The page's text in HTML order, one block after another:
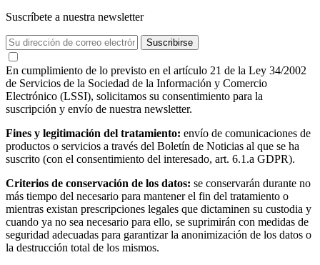
Suscríbete a nuestra newsletter
En cumplimiento de lo previsto en el artículo 21 de la Ley 34/2002
de Servicios de la Sociedad de la Información y Comercio
Electrónico (LSSI), solicitamos su consentimiento para la
suscripción y envío de nuestra newsletter.
Fines y legitimación del tratamiento: envío de comunicaciones de
productos o servicios a través del Boletín de Noticias al que se ha
suscrito (con el consentimiento del interesado, art. 6.1.a GDPR).
Criterios de conservación de los datos: se conservarán durante no
más tiempo del necesario para mantener el fin del tratamiento o
mientras existan prescripciones legales que dictaminen su custodia y
cuando ya no sea necesario para ello, se suprimirán con medidas de
seguridad adecuadas para garantizar la anonimización de los datos o
la destrucción total de los mismos.